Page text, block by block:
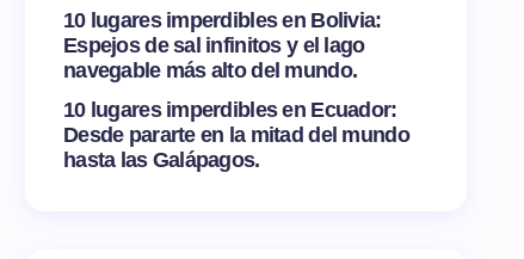
10 lugares imperdibles en Bolivia:
Espejos de sal infinitos y el lago
navegable más alto del mundo.
10 lugares imperdibles en Ecuador:
Desde pararte en la mitad del mundo
hasta las Galápagos.